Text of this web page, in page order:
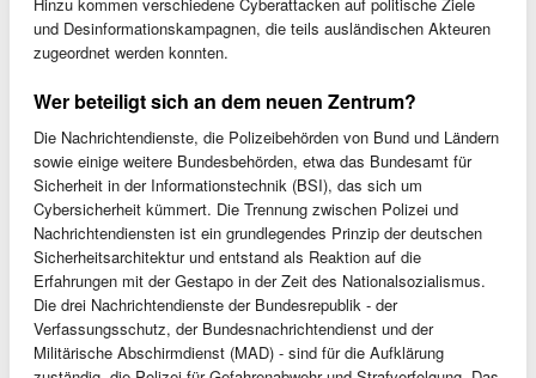
Hinzu kommen verschiedene Cyberattacken auf politische Ziele
und Desinformationskampagnen, die teils ausländischen Akteuren
zugeordnet werden konnten.
Wer beteiligt sich an dem neuen Zentrum?
Die Nachrichtendienste, die Polizeibehörden von Bund und Ländern
sowie einige weitere Bundesbehörden, etwa das Bundesamt für
Sicherheit in der Informationstechnik (BSI), das sich um
Cybersicherheit kümmert. Die Trennung zwischen Polizei und
Nachrichtendiensten ist ein grundlegendes Prinzip der deutschen
Sicherheitsarchitektur und entstand als Reaktion auf die
Erfahrungen mit der Gestapo in der Zeit des Nationalsozialismus.
Die drei Nachrichtendienste der Bundesrepublik - der
Verfassungsschutz, der Bundesnachrichtendienst und der
Militärische Abschirmdienst (MAD) - sind für die Aufklärung